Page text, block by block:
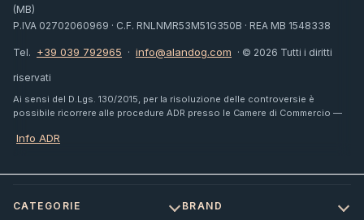
(MB)
P.IVA 02702060969 · C.F. RNLNMR53M51G350B · REA MB 1548338
Tel. +39 039 792965 · info@alandog.com · © 2026 Tutti i diritti
riservati
Ai sensi del D.Lgs. 130/2015, per la risoluzione delle controversie è
possibile ricorrere alle procedure ADR presso le Camere di Commercio —
Info ADR
CATEGORIE BRAND